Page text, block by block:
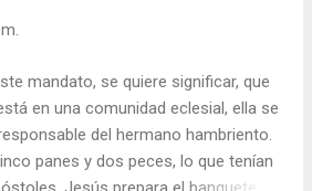
Teresa de Jesús nos invita a
con toda la vida. “Quien de verdad
servir al Señor, lo menos que le
es la vida... Y qué sabemos si
corta vida, desde…nos
a servir del todo a Dios, se
mandato, se quiere significar, que
en una comunidad eclesial, ella se
del hermano hambriento.
panes y dos peces, lo que tenían